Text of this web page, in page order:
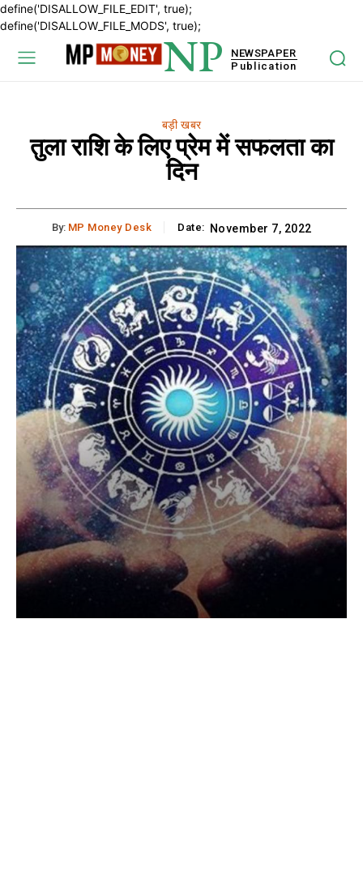
define('DISALLOW_FILE_EDIT', true);
define('DISALLOW_FILE_MODS', true);
NP
NEWSPAPER
Publication
बड़ी खबर
तुला राशि के लिए प्रेम में सफलता का
दिन
By: MP Money Desk Date: November 7, 2022